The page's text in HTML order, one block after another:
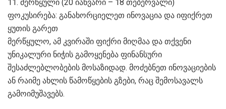
11. მერწყული (20 იანვარი – 18 თებერვალი)
ფოკუსირება: განახორციელეთ ინოვაცია და იფიქრეთ
ყუთის გარეთ
მერწყულო, ამ კვირაში ფიქრი მიღმაა და თქვენი
უნიკალური ნიჭის გამოყენება ფინანსური
შესაძლებლობების მოსაზიდად. მოძებნეთ ინოვაციების
ან რაიმე ახლის წამოწყების გზები, რაც შემოსავალს
გამოიმუშავებს.